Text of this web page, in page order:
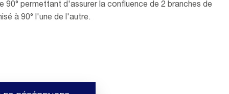
90° permettant d'assurer la confluence de 2 branches de
à 90° l'une de l'autre.